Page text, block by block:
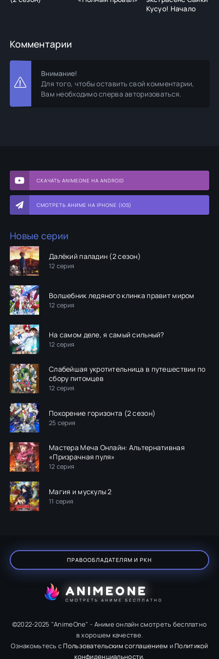
СКАЧАТЬ ANIMEONE НА ANDROID
СМОТРЕТЬ АНИМЕ НА IPHONE (IOS)
Новые серии
Далёкий паладин (2 сезон)
12 серия
Волшебник ледяного клинка правит миром
12 серия
На самом деле, я самый сильный?
12 серия
Слабейшая укротительница в путешествии по
сбору питомцев
12 серия
Покорение горизонта (2 сезон)
25 серия
Мастера Меча Онлайн: Альтернативная
«Призрачная пуля»
12 серия
Магия и мускулы 2
11 серия
Кусуо! Начало
Комментарии
Внимание!
Для того, чтобы оставить свой комментарии,
Вам необходимо сперва авторизоваться.
ПРАВООБЛАДАТЕЛЯМ И РКН
ANIMEONE
СМОТРЕТЬ АНИМЕ БЕСПЛАТНО
©2022-2025 "AnimeOne" - Аниме онлайн смотреть бесплатно
в хорошем качестве.
Ознакомьтесь с Пользовательским соглашением и Политикой
конфиденциальности.